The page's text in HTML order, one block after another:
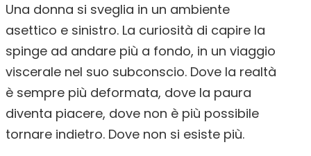
Una donna si sveglia in un ambiente
asettico e sinistro. La curiosità di capire la
spinge ad andare più a fondo, in un viaggio
viscerale nel suo subconscio. Dove la realtà
è sempre più deformata, dove la paura
diventa piacere, dove non è più possibile
tornare indietro. Dove non si esiste più.